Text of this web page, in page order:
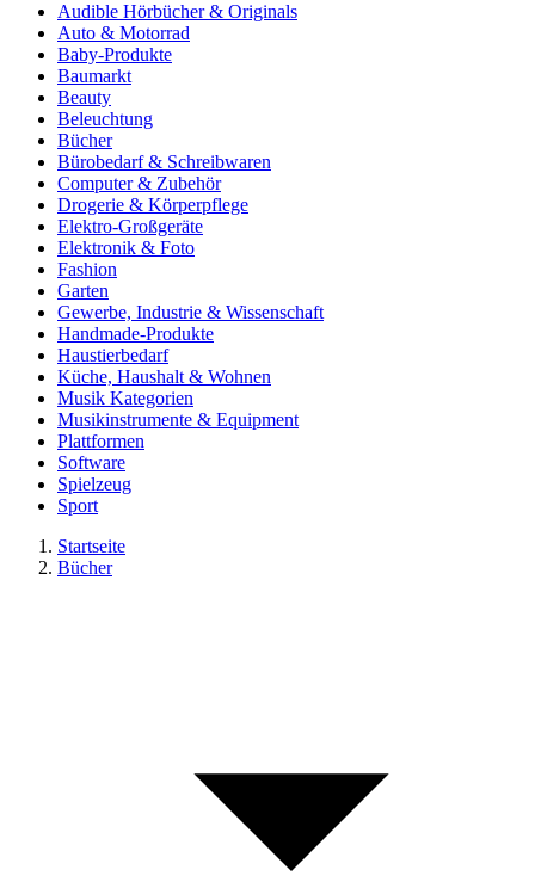
Audible Hörbücher & Originals
Auto & Motorrad
Baby-Produkte
Baumarkt
Beauty
Beleuchtung
Bücher
Bürobedarf & Schreibwaren
Computer & Zubehör
Drogerie & Körperpflege
Elektro-Großgeräte
Elektronik & Foto
Fashion
Garten
Gewerbe, Industrie & Wissenschaft
Handmade-Produkte
Haustierbedarf
Küche, Haushalt & Wohnen
Musik Kategorien
Musikinstrumente & Equipment
Plattformen
Software
Spielzeug
Sport
Startseite
Bücher